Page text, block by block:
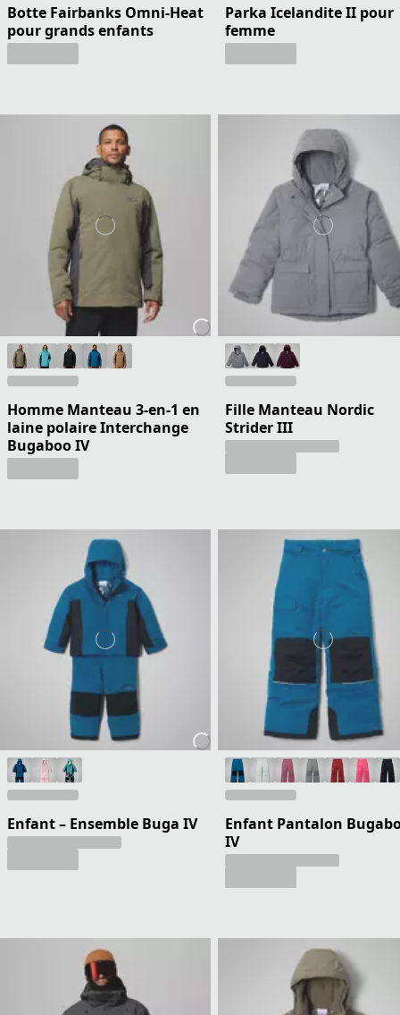
Botte Fairbanks Omni-Heat
pour grands enfants
Parka Icelandite II pour
femme
Homme Manteau 3-en-1 en
laine polaire Interchange
Bugaboo IV
Fille Manteau Nordic
Strider III
Enfant – Ensemble Buga IV
Enfant Pantalon
IV